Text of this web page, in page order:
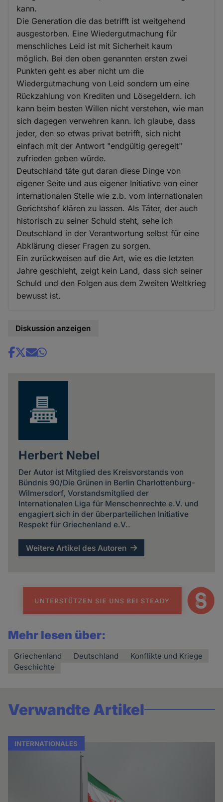
kann.
Die Generation die das betrifft ist weitgehend
ausgestorben. Eine Wiedergutmachung für
menschliches Leid ist mit Sicherheit kaum
möglich. Bei den oben genannten ersten zwei
Punkten geht es aber nicht um die
Wiedergutmachung von Leid sondern um eine
Rückzahlung von Krediten und Lösegeldern. ich
kann beim besten Willen nicht verstehen, wie man
sich dagegen verwehren kann. Ich glaube, dass
jeder, den so etwas privat betrifft, sich nicht
einfach mit der Antwort "endgültig geregelt"
zufrieden geben würde.
Deutschland täte gut daran diese Dinge von
eigener Seite und aus eigener Initiative von einer
internationalen Stelle wie z.b. vom Internationalen
Gerichtshof klären zu lassen. Als Täter, der auch
historisch zu seiner Schuld steht, sehe ich
Deutschland in der Verantwortung selbst für eine
Abklärung dieser Fragen zu sorgen.
Ein zurückweisen auf die Art, wie es die letzten
Jahre geschieht, zeigt kein Land, dass sich seiner
Schuld und den Folgen aus dem Zweiten Weltkrieg
bewusst ist.
Diskussion anzeigen
Share
Herbert Nebel
Der Autor ist Mitglied des Kreisvorstands von
Bündnis 90/Die Grünen in Berlin Charlottenburg-
Wilmersdorf, Vorstandsmitglied der
Internationalen Liga für Menschenrechte e.V. und
engagiert sich in der überparteilichen Initiative
Respekt für Griechenland e.V..
Weitere Artikel des Autoren
Mehr lesen über:
Griechenland Deutschland
Konflikte und Kriege
Geschichte
Verwandte Artikel
INTERNATIONALES